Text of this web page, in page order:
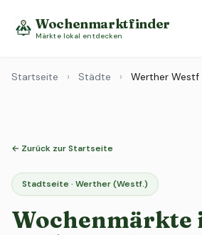
Wochenmarktfinder
Märkte lokal entdecken
Startseite › Städte › Werther Westf
← Zurück zur Startseite
Stadtseite · Werther (Westf.)
Wochenmärkte